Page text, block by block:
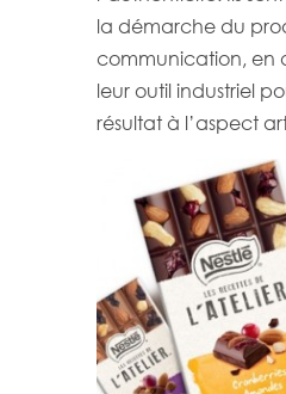
la démarche du
communication, en
leur outil industriel
résultat à l’aspect